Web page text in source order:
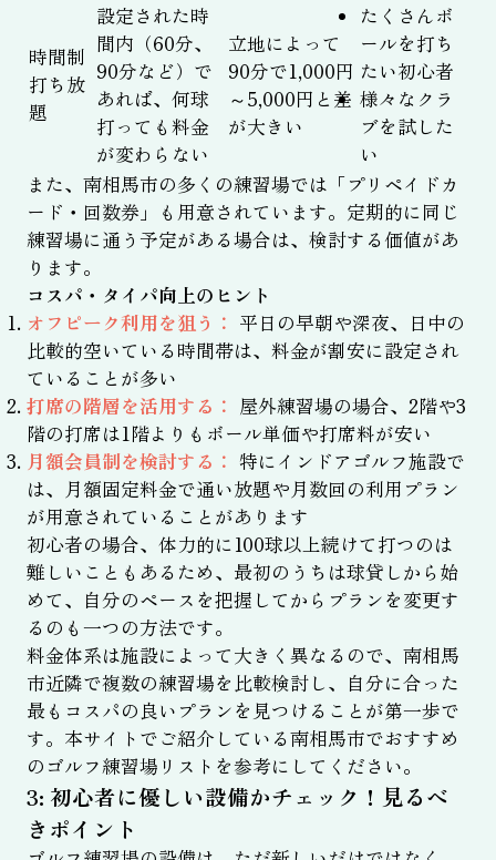
時間制
打ち放
題
設定された時
間内（60分、
90分など）で
あれば、何球
打っても料金
が変わらない
立地によって
90分で1,000円
～5,000円と差
が大きい
たくさんボ
ールを打ち
たい初心者
様々なクラ
ブを試した
い
また、南相馬市の多くの練習場では「プリペイドカ
ード・回数券」も用意されています。定期的に同じ
練習場に通う予定がある場合は、検討する価値があ
ります。
コスパ・タイパ向上のヒント
オフピーク利用を狙う： 平日の早朝や深夜、日中の
比較的空いている時間帯は、料金が割安に設定され
ていることが多い
打席の階層を活用する： 屋外練習場の場合、2階や3
階の打席は1階よりもボール単価や打席料が安い
月額会員制を検討する： 特にインドアゴルフ施設で
は、月額固定料金で通い放題や月数回の利用プラン
が用意されていることがあります
初心者の場合、体力的に100球以上続けて打つのは
難しいこともあるため、最初のうちは球貸しから始
めて、自分のペースを把握してからプランを変更す
るのも一つの方法です。
料金体系は施設によって大きく異なるので、南相馬
市近隣で複数の練習場を比較検討し、自分に合った
最もコスパの良いプランを見つけることが第一歩で
す。本サイトでご紹介している南相馬市でおすすめ
のゴルフ練習場リストを参考にしてください。
3: 初心者に優しい設備かチェック！見るべ
きポイント